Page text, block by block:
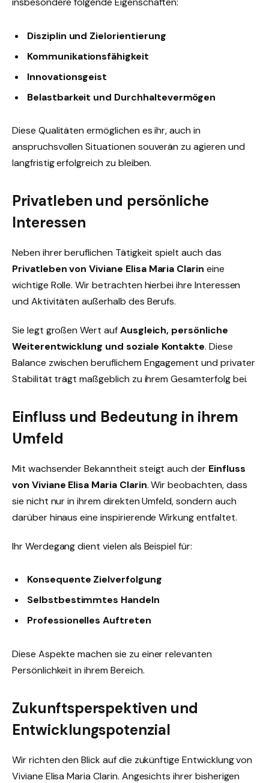
Disziplin und Zielorientierung
Kommunikationsfähigkeit
Innovationsgeist
Belastbarkeit und Durchhaltevermögen
Diese Qualitäten ermöglichen es ihr, auch in
anspruchsvollen Situationen souverän zu agieren und
langfristig erfolgreich zu bleiben.
Privatleben und persönliche
Interessen
Neben ihrer beruflichen Tätigkeit spielt auch das
Privatleben von Viviane Elisa Maria Clarin eine
wichtige Rolle. Wir betrachten hierbei ihre Interessen
und Aktivitäten außerhalb des Berufs.
Sie legt großen Wert aufAusgleich, persönliche
Weiterentwicklung und soziale Kontakte. Diese
Balance zwischen beruflichem Engagement und privater
Stabilität trägt maßgeblich zu ihrem Gesamterfolg bei.
Einfluss und Bedeutung in ihrem
Umfeld
Mit wachsender Bekanntheit steigt auch der Einfluss
von Viviane Elisa Maria Clarin. Wir beobachten, dass
sie nicht nur in ihrem direkten Umfeld, sondern auch
darüber hinaus eine inspirierende Wirkung entfaltet.
Ihr Werdegang dient vielen als Beispiel für:
Konsequente Zielverfolgung
Selbstbestimmtes Handeln
Professionelles Auftreten
Diese Aspekte machen sie zu einer relevanten
Persönlichkeit in ihrem Bereich.
Zukunftsperspektiven und
Entwicklungspotenzial
Wir richten den Blick auf die zukünftige Entwicklung von
Viviane Elisa Maria Clarin. Angesichts ihrer bisherigen